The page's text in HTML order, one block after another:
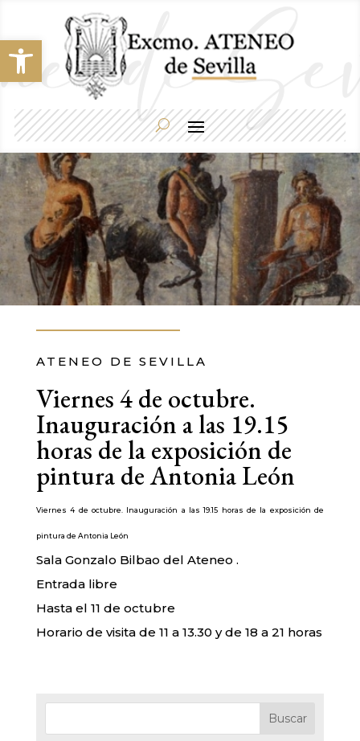
Abrir barra de herramientas
ATENEO DE SEVILLA
Viernes 4 de octubre.
Inauguración a las 19.15
horas de la exposición de
pintura de Antonia León
Viernes 4 de octubre. Inauguración a las 19.15 horas de la exposición de
pintura de Antonia León
Sala Gonzalo Bilbao del Ateneo .
Entrada libre
Hasta el 11 de octubre
Horario de visita de 11 a 13.30 y de 18 a 21 horas
Buscar